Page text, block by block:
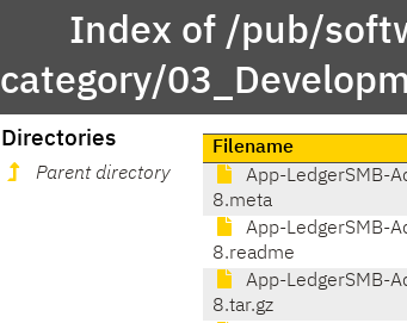
Index of /pub/
category/
Directories
Parent directory
Filename
App-LedgerSMB-
8.meta
App-LedgerSMB-
8.readme
App-LedgerSMB-
8.tar.gz